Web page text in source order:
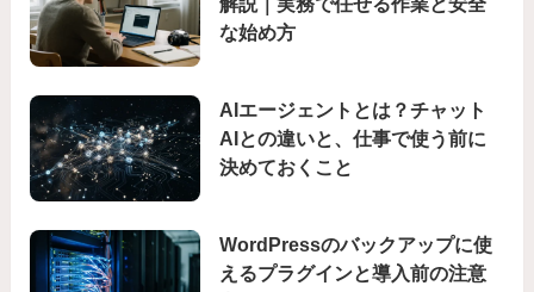
な始め方
AIエージェントとは？チャット
AIとの違いと、仕事で使う前に
決めておくこと
WordPressのバックアップに使
えるプラグインと導入前の注意